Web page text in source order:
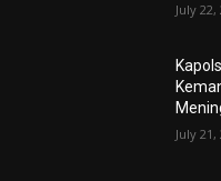
July 22,
July 21,